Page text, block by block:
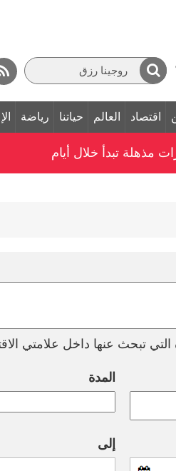
اقتصاد العالم حياتنا رياضة
مذهلة تبدأ خلال أيام
التي تبحث عنها داخل علامتي
المدة
إلى